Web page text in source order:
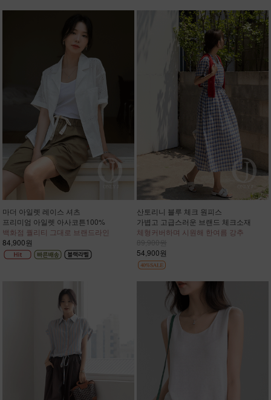
마더 아일렛 레이스 셔츠
프리미엄 아일렛 아사코튼100%
백화점 퀄리티 그대로 브랜드라인
84,900원
산토리니 블루 체크 원피스
가볍고 고급스러운 브랜드 체크소재
체형커버하며 시원해 한여름 강추
54,900원